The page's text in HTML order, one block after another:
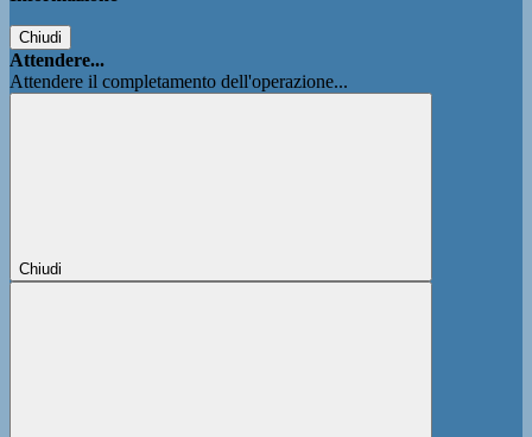
Chiudi
Attendere...
Attendere il completamento dell'operazione...
Chiudi